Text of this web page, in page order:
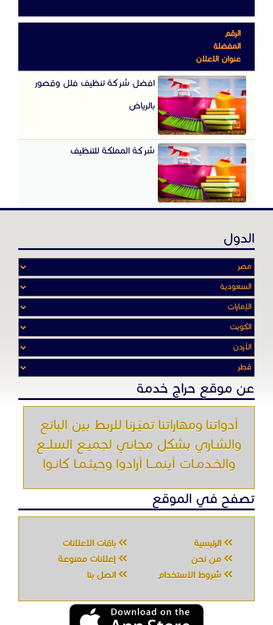
الرقم
المفضلة
عنوان الاعلان
افضل شركة تنظيف فلل وقصور
بالرياض
شركة المملكة للتنظيف
الدول
عن موقع حراج خدمة
أدواتنا ومهاراتنا تميّـزنا للربط بين البائع
والشـاري بشكل مجاني لجميـع السلــع
والخـدمـات أينمـــا أرادوا وحيثـمـا كانـوا
تصفح في الموقع
الرئيسية
باقات الإعلانات
من نحن
إعلانات ممنوعة
شروط الاستخدام
اتصل بنا